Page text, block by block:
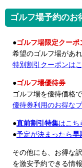
ゴルフ場予約のお
●ゴルフ場限定クーポ
希望のゴルフ場があ
特別割引クーポンはこ
●ゴルフ場優待券
ゴルフ場を優待価格
優待券利用のお得な
●直前割引特集はこち
●予定が決まったら早
その他にも、お得な
を激安予約できる情